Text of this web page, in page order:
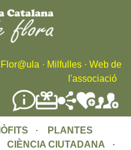
Skip
content
Flor@ula · Milfulles · Web de
l'associació
·
PLANTES
CIÈNCIA CIUTADANA ·